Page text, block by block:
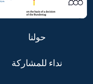
حولنا
نداء للمشاركة